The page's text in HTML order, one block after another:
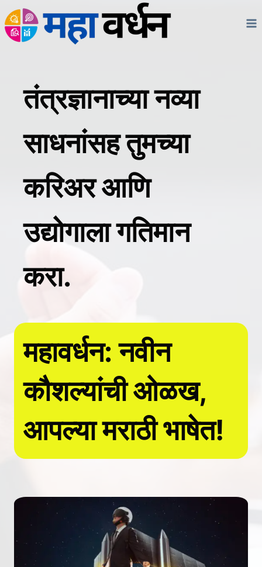
Skip
to
तंत्रज्ञानाच्या नव्या
साधनांसह तुमच्या
करिअर आणि
उद्योगाला गतिमान
करा.
महावर्धन: नवीन
कौशल्यांची ओळख,
आपल्या मराठी भाषेत!